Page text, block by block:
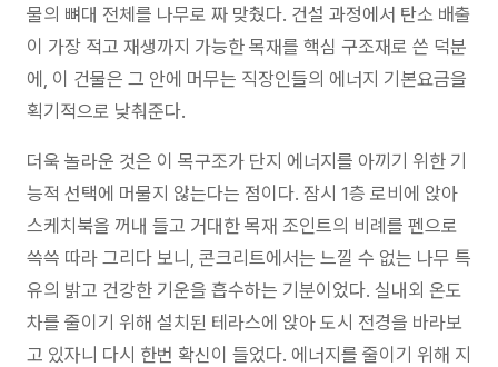
물의 뼈대 전체를 나무로 짜 맞췄다. 건설 과정에서 탄소 배출
이 가장 적고 재생까지 가능한 목재를 핵심 구조재로 쓴 덕분
에, 이 건물은 그 안에 머무는 직장인들의 에너지 기본요금을
획기적으로 낮춰준다.
더욱 놀라운 것은 이 목구조가 단지 에너지를 아끼기 위한 기
능적 선택에 머물지 않는다는 점이다. 잠시 1층 로비에 앉아
스케치북을 꺼내 들고 거대한 목재 조인트의 비례를 펜으로
쓱쓱 따라 그리다 보니, 콘크리트에서는 느낄 수 없는 나무 특
유의 밝고 건강한 기운을 흡수하는 기분이었다. 실내외 온도
차를 줄이기 위해 설치된 테라스에 앉아 도시 전경을 바라보
고 있자니 다시 한번 확신이 들었다. 에너지를 줄이기 위해 지